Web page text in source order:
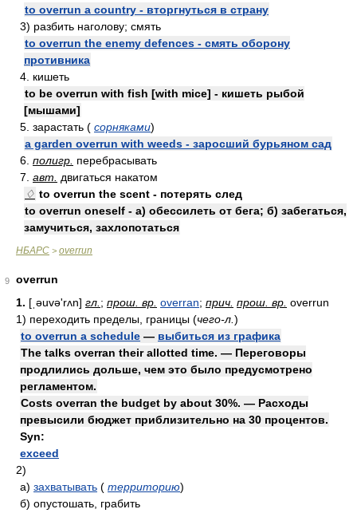
to overrun a country - вторгнуться в страну
3) разбить наголову; смять
to overrun the enemy defences - смять оборону
противника
4. кишеть
to be overrun with fish [with mice] - кишеть рыбой
[мышами]
5. зарастать ( сорняками)
a garden overrun with weeds - заросший бурьяном сад
6. полигр. перебрасывать
7. авт.
двигаться накатом
♢ to overrun the scent - потерять след
to overrun oneself - а) обессилеть от бега; б) забегаться,
замучиться, захлопотаться
НБАРС > overrun
9
overrun
1. [ˌəuvə'rʌn] гл. ; прош. вр. overran; прич. прош. вр. overrun
1) переходить пределы, границы (чего-л. )
to overrun a schedule — выбиться из графика
The talks overran their allotted time. — Переговоры
продлились дольше, чем это было предусмотрено
регламентом.
Costs overran the budget by about 30%. — Расходы
превысили бюджет приблизительно на 30 процентов.
Syn:
exceed
2)
а) захватывать ( территорию)
б) опустошать, грабить